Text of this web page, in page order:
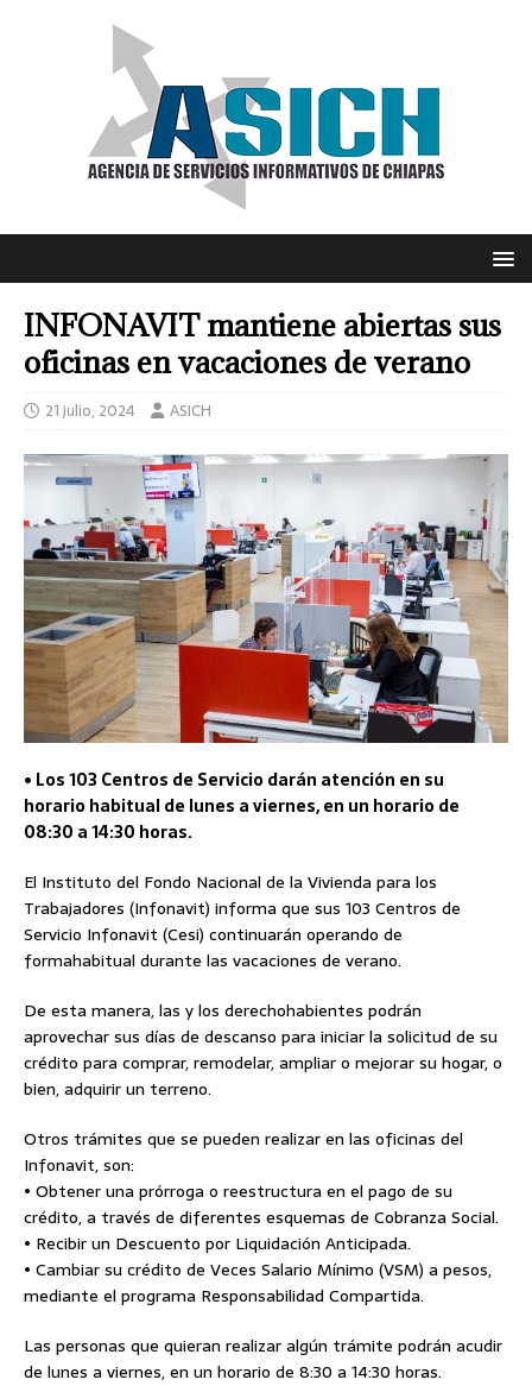
INFONAVIT mantiene abiertas sus
oficinas en vacaciones de verano
21 julio, 2024 ASICH
• Los 103 Centros de Servicio darán atención en su
horario habitual de lunes a viernes, en un horario de
08:30 a 14:30 horas.
El Instituto del Fondo Nacional de la Vivienda para los
Trabajadores (Infonavit) informa que sus 103 Centros de
Servicio Infonavit (Cesi) continuarán operando de
formahabitual durante las vacaciones de verano.
De esta manera, las y los derechohabientes podrán
aprovechar sus días de descanso para iniciar la solicitud de su
crédito para comprar, remodelar, ampliar o mejorar su hogar, o
bien, adquirir un terreno.
Otros trámites que se pueden realizar en las oficinas del
Infonavit, son:
• Obtener una prórroga o reestructura en el pago de su
crédito, a través de diferentes esquemas de Cobranza Social.
• Recibir un Descuento por Liquidación Anticipada.
• Cambiar su crédito de Veces Salario Mínimo (VSM) a pesos,
mediante el programa Responsabilidad Compartida.
Las personas que quieran realizar algún trámite podrán acudir
de lunes a viernes, en un horario de 8:30 a 14:30 horas.